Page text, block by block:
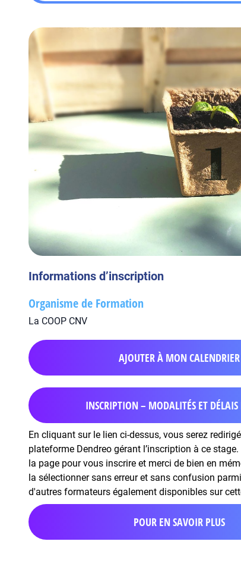
Informations d’inscription
Organisme de Formation
La COOP CNV
AJOUTER À MON CALENDRIER
INSCRIPTION – MODALITÉS ET DÉLAIS
En cliquant sur le lien ci-dessus, vous serez
plateforme Dendreo gérant l’inscription à ce
la page pour vous inscrire et merci de bien en
la sélectionner sans erreur et sans confusion
d'autres formateurs également disponibles sur
POUR EN SAVOIR PLUS